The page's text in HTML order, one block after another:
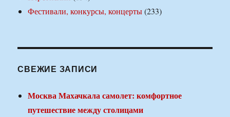
Фестивали, конкурсы, концерты(233)
СВЕЖИЕ ЗАПИСИ
Москва Махачкала самолет: комфортное
путешествие между столицами